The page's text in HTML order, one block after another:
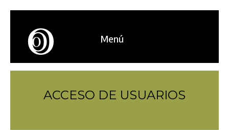
Menú
ACCESO DE USUARIOS